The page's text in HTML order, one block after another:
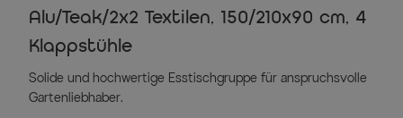
Alu/Teak/2x2 Textilen, 150/210x90 cm, 4
Klappstühle
Solide und hochwertige Esstischgruppe für anspruchsvolle
Gartenliebhaber.